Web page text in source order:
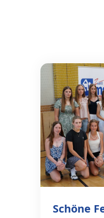
Schöne